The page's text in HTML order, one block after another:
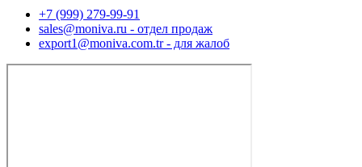
+7 (999) 279-99-91
sales@moniva.ru - отдел продаж
export1@moniva.com.tr - для жалоб